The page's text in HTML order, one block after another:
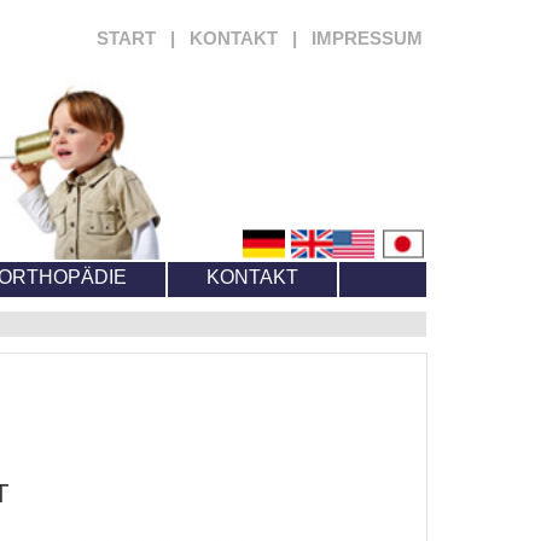
START KONTAKT IMPRESSUM
KONTAKT